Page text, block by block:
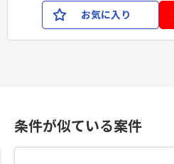
お気に入り
条件が似ている案件